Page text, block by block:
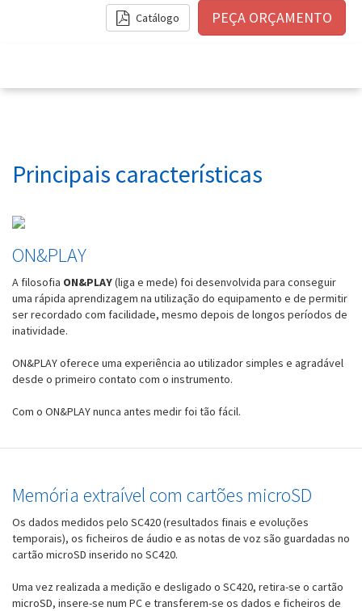
Catálogo
Principais características
ON&PLAY
A filosofia ON&PLAY(liga e mede) foi desenvolvida para conseguir
uma rápida aprendizagem na utilização do equipamento e de permitir
ser recordado com facilidade, mesmo depois de longos períodos de
inatividade.
ON&PLAY oferece uma experiência ao utilizador simples e agradável
desde o primeiro contato com o instrumento.
Com o ON&PLAY nunca antes medir foi tão fácil.
Memória extraível com cartões microSD
Os dados medidos pelo SC420 (resultados finais e evoluções
temporais), os ficheiros de áudio e as notas de voz são guardadas no
cartão microSD inserido no SC420.
Uma vez realizada a medição e desligado o SC420, retira-se o cartão
microSD, insere-se num PC e transferem-se os dados e ficheiros de